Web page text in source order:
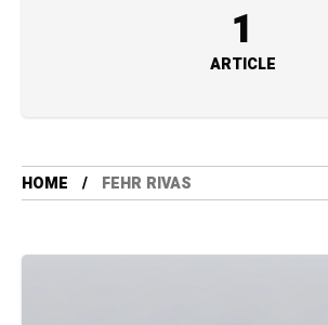
1
ARTICLE
HOME FEHR RIVAS